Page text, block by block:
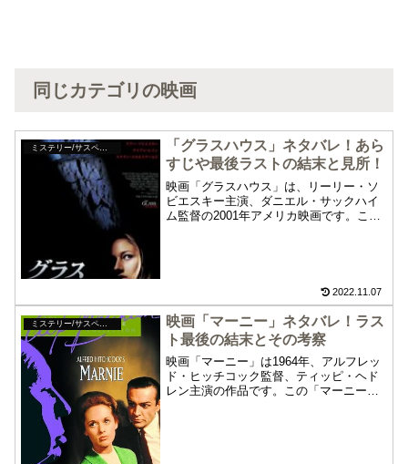
同じカテゴリの映画
ミステリー/サスペンス
「グラスハウス」ネタバレ！あら
すじや最後ラストの結末と見所！
映画「グラスハウス」は、リーリー・ソ
ビエスキー主演、ダニエル・サックハイ
ム監督の2001年アメリカ映画です。この
2022.11.07
映画「マーニー」ネタバレ！ラス
ト最後の結末とその考察
映画「マーニー」は1964年、アルフレッ
ド・ヒッチコック監督、ティッピ・ヘド
レン主演の作品です。この「マーニー」